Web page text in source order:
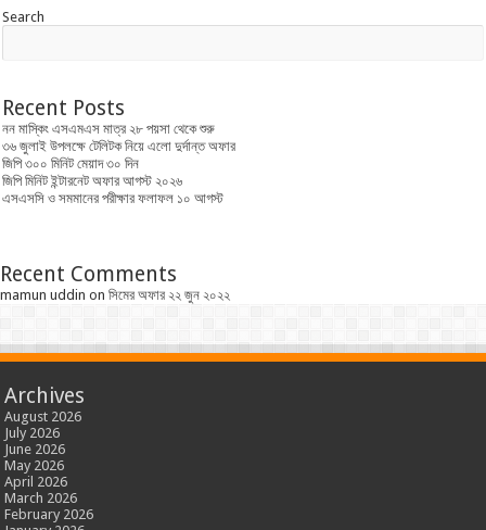
Search
Recent Posts
নন মাস্কিং এসএমএস মাত্র ২৮ পয়সা থেকে শুরু
৩৬ জুলাই উপলক্ষে টেলিটক নিয়ে এলো দুর্দান্ত অফার
জিপি ৩০০ মিনিট মেয়াদ ৩০ দিন
জিপি মিনিট ইন্টারনেট অফার আগস্ট ২০২৬
এসএসসি ও সমমানের পরীক্ষার ফলাফল ১০ আগস্ট
Recent Comments
mamun uddin on সিমের অফার ২২ জুন ২০২২
Archives
August 2026
July 2026
June 2026
May 2026
April 2026
March 2026
February 2026